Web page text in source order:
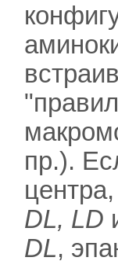
пр.).
DL, LD
DL,